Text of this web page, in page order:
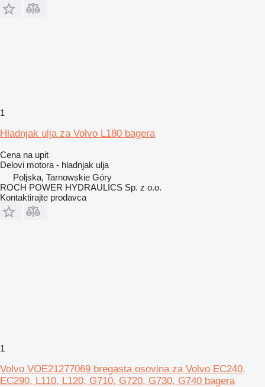
1
Hladnjak ulja za Volvo L180 bagera
Cena na upit
Delovi motora - hladnjak ulja
Poljska, Tarnowskie Góry
ROCH POWER HYDRAULICS Sp. z o.o.
Kontaktirajte prodavca
1
Volvo VOE21277069 bregasta osovina za Volvo EC240,
EC290, L110, L120, G710, G720, G730, G740 bagera